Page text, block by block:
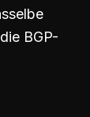
BGP-